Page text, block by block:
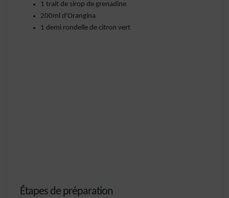
1 trait de sirop de grenadine
200ml d'Orangina
1 demi rondelle de citron vert
Étapes de préparation